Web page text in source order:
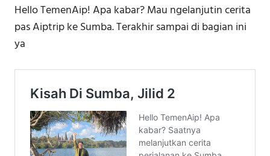
Hello TemenAip! Apa kabar? Mau ngelanjutin cerita
pas Aiptrip ke Sumba. Terakhir sampai di bagian ini
ya